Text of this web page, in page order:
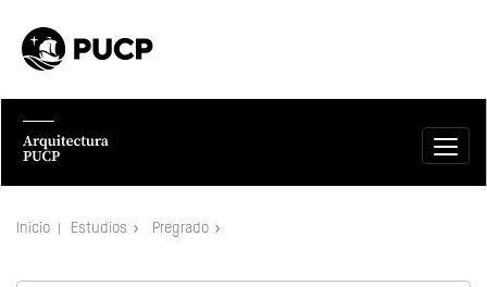
Inicio Estudios Pregrado